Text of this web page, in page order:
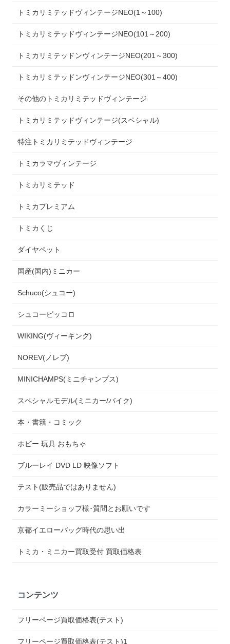
トミカリミテッドヴィンテージNEO(1～100)
トミカリミテッドヴィンテージNEO(101～200)
トミカリミテッドンヴィンテージNEO(201～300)
トミカリミテッドンヴィンテージNEO(301～400)
その他のトミカリミテッドヴィンテージ
トミカリミテッドヴィンテージ(スペシャル)
特注トミカリミテッドヴィンテージ
トミカラマヴィンテージ
トミカリミテッド
トミカプレミアム
トミカくじ
ダイヤペット
国産(国内)ミニカー
Schuco(シュコー)
シュコーピッコロ
WIKING(ヴィーキング)
NOREV(ノレブ)
MINICHAMPS(ミニチャンプス)
スペシャルモデル(ミニカー/バイク)
本・書籍・コミック
ホビー 玩具 おもちゃ
ブルーレイ DVD LD 映像ソフト
テスト(販売品ではありません)
カラーミーショップ様･質問とお願いです
京都イエローバッグ時代の思い出
トミカ・ミニカー買取受付 買取価格表
コンテンツ
フリーページ買取価格表(テスト)
フリーページ買取価格表(テスト)1